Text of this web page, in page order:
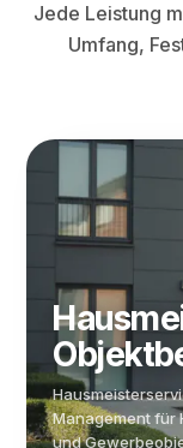
Jede Leistung
Umfang,
Management für
und